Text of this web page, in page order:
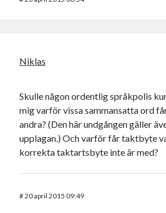
Niklas
Skulle någon ordentlig språkpolis
mig varför vissa sammansatta ord
andra? (Den här undgången gäller
upplagan.) Och varför får taktbyte
korrekta taktartsbyte inte är med?
#20 april 2015 09:49